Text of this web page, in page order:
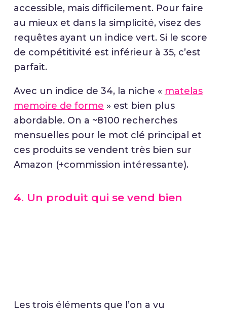
accessible, mais difficilement. Pour faire
au mieux et dans la simplicité, visez des
requêtes ayant un indice vert. Si le score
de compétitivité est inférieur à 35, c’est
parfait.
Avec un indice de 34, la niche « matelas
memoire de forme » est bien plus
abordable. On a ~8100 recherches
mensuelles pour le mot clé principal et
ces produits se vendent très bien sur
Amazon (+commission intéressante).
4. Un produit qui se vend bien
Les trois éléments que l’on a vu